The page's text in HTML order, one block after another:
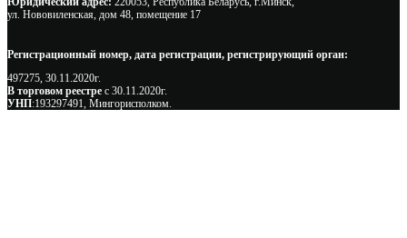
ул. Нововиленская, дом 48, помещение 17
Регистрационный номер, дата регистрации, регистрирующий орган:
497275, 30.11.2020г.
В торговом реестре с 30.11.2020г.
УНП:193297491, Мингорисполком.